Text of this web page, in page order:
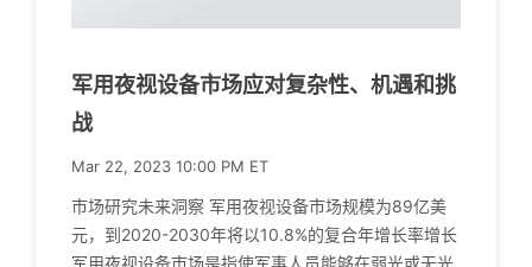
军用夜视设备市场应对复杂性、机遇和挑
战
Mar 22, 2023 10:00 PM ET
市场研究未来洞察 军用夜视设备市场规模为89亿美
元，到2020-2030年将以10.8%的复合年增长率增长
军用夜视设备市场是指使军事人员能够在弱光或无光